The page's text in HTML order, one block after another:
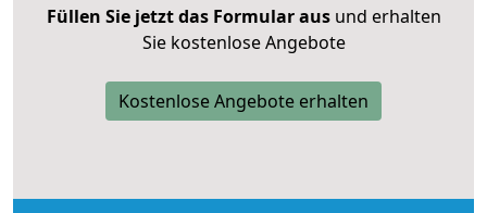
Füllen Sie jetzt das Formular ausund erhalten
Sie kostenlose Angebote
Kostenlose Angebote erhalten